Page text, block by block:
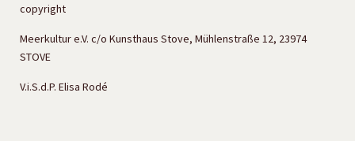
copyright
Meerkultur e.V. c/o Kunsthaus Stove, Mühlenstraße 12, 23974
STOVE
V.i.S.d.P. Elisa Rodé